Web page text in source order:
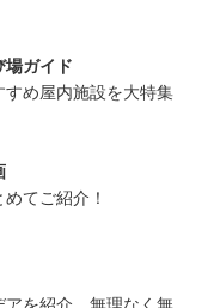
場ガイド
め屋内施設を大特集
てご紹介！